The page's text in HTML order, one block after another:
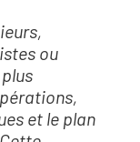
ou
et le plan